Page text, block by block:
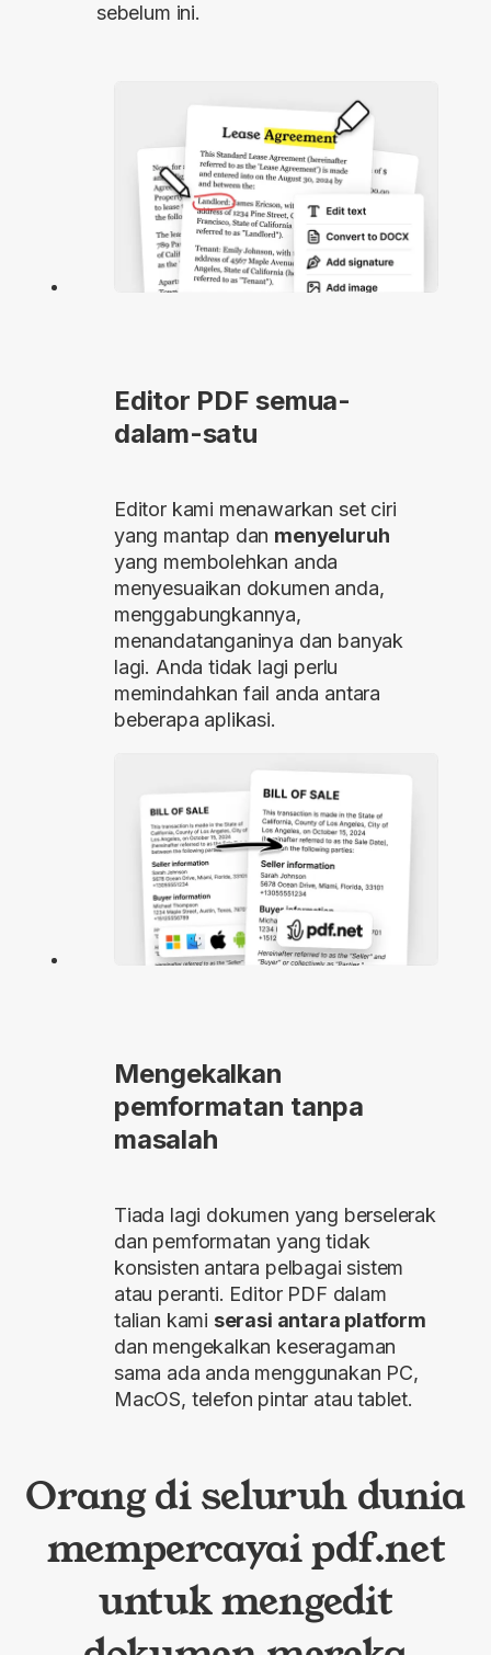
sebelum ini.
Editor PDF semua-
dalam-satu
Editor kami menawarkan set ciri
yang mantap dan menyeluruh
yang membolehkan anda
menyesuaikan dokumen anda,
menggabungkannya,
menandatanganinya dan banyak
lagi. Anda tidak lagi perlu
memindahkan fail anda antara
beberapa aplikasi.
Mengekalkan
pemformatan tanpa
masalah
Tiada lagi dokumen yang berselerak
dan pemformatan yang tidak
konsisten antara pelbagai sistem
atau peranti. Editor PDF dalam
talian kami serasi antara platform
dan mengekalkan keseragaman
sama ada anda menggunakan PC,
MacOS, telefon pintar atau tablet.
Orang di seluruh dunia
mempercayai pdf.net
untuk mengedit